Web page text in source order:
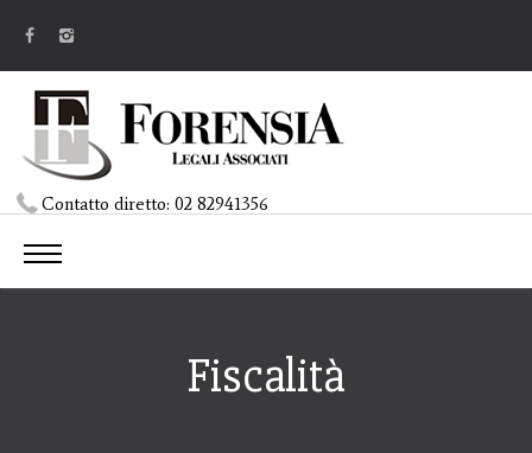
Contatto diretto:02 82941356
Fiscalità